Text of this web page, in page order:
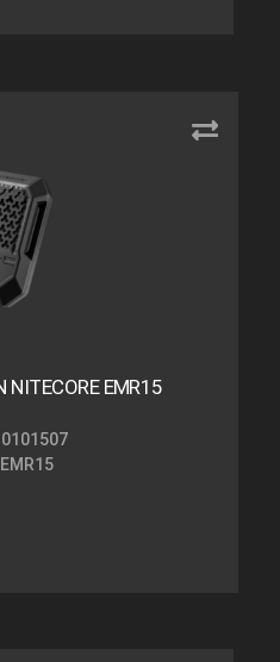
EMR15
EMR15